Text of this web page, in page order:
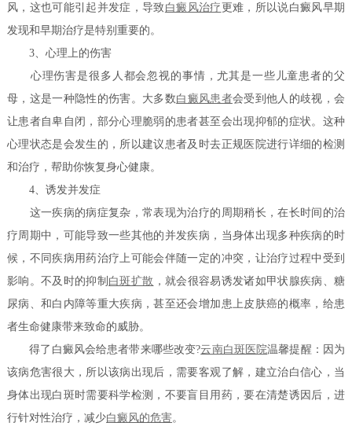
风，这也可能引起并发症，导致白癜风治疗 更难，所以说白癜风早期
发现和早期治疗是特别重要的。
3、心理上的伤害
心理伤害是很多人都会忽视的事情，尤其是一些儿童患者的父
母，这是一种隐性的伤害。大多数白癜风患者会受到他人的歧视，会
让患者自卑自闭，部分心理脆弱的患者甚至会出现抑郁的症状。这种
心理状态是会发生的，所以建议患者及时去正规医院进行详细的检测
和治疗，帮助你恢复身心健康。
4、诱发并发症
这一疾病的病症复杂，常表现为治疗的周期稍长，在长时间的治
疗周期中，可能导致一些其他的并发疾病，当身体出现多种疾病的时
候，不同疾病用药治疗上可能会伴随一定的冲突，让治疗过程中受到
影响。不及时的抑制 白斑扩散 ，就会很容易诱发诸如甲状腺疾病、糖
尿病、和白内障等重大疾病，甚至还会增加患上皮肤癌的概率，给患
者生命健康带来致命的威胁。
得了白癜风会给患者带来哪些改变?云南白斑医院温馨提醒：因为
该病危害很大，所以该病出现后，需要客观了解，建立治白信心，当
身体出现白斑时需要科学检测，不要盲目用药，要在清楚诱因后，进
行针对性治疗，减少白癜风的危害。